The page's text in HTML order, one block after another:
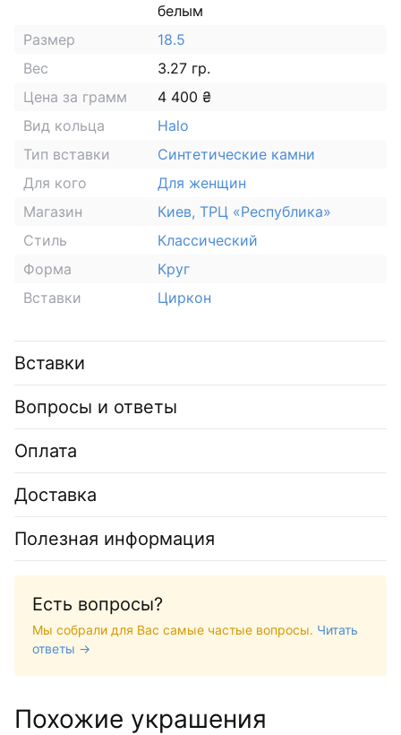
белым
Размер
18.5
Вес
3.27 гр.
Цена за грамм
4 400 ₴
Вид кольца
Halo
Тип вставки
Синтетические камни
Для кого
Для женщин
Магазин
Киев, ТРЦ «Республика»
Стиль
Классический
Форма
Круг
Вставки
Циркон
Вставки
Вопросы и ответы
Оплата
Доставка
Полезная информация
Есть вопросы?
Мы собрали для Вас самые частые вопросы. Читать
ответы →
Похожие украшения